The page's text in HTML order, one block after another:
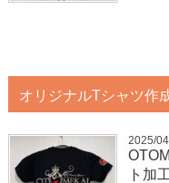
オリジナルTシャツ作
2025/
ト加工